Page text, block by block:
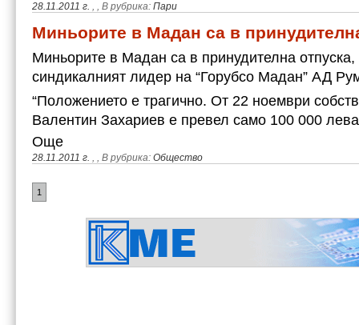
28.11.2011 г. , , В рубрика: Пари
Миньорите в Мадан са в
Миньорите в Мадан са в принудителна
синдикалният лидер на “Горубсо Мадан” АД
“Положението е трагично. От 22 ноември
Валентин Захариев е превел само 100 000 лева
28.11.2011 г. , , В рубрика: Общество
Още
1